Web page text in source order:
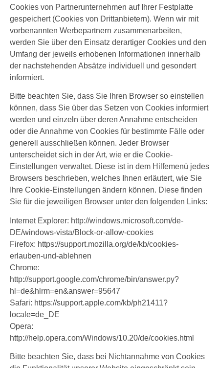
Cookies von Partnerunternehmen auf Ihrer Festplatte
gespeichert (Cookies von Drittanbietern). Wenn wir mit
vorbenannten Werbepartnern zusammenarbeiten,
werden Sie über den Einsatz derartiger Cookies und den
Umfang der jeweils erhobenen Informationen innerhalb
der nachstehenden Absätze individuell und gesondert
informiert.
Bitte beachten Sie, dass Sie Ihren Browser so einstellen
können, dass Sie über das Setzen von Cookies informiert
werden und einzeln über deren Annahme entscheiden
oder die Annahme von Cookies für bestimmte Fälle oder
generell ausschließen können. Jeder Browser
unterscheidet sich in der Art, wie er die Cookie-
Einstellungen verwaltet. Diese ist in dem Hilfemenü jedes
Browsers beschrieben, welches Ihnen erläutert, wie Sie
Ihre Cookie-Einstellungen ändern können. Diese finden
Sie für die jeweiligen Browser unter den folgenden Links:
Internet Explorer: http://windows.microsoft.com/de-
DE/windows-vista/Block-or-allow-cookies
Firefox: https://support.mozilla.org/de/kb/cookies-
erlauben-und-ablehnen
Chrome:
http://support.google.com/chrome/bin/answer.py?
hl=de&hlrm=en&answer=95647
Safari: https://support.apple.com/kb/ph21411?
locale=de_DE
Opera:
http://help.opera.com/Windows/10.20/de/cookies.html
Bitte beachten Sie, dass bei Nichtannahme von Cookies